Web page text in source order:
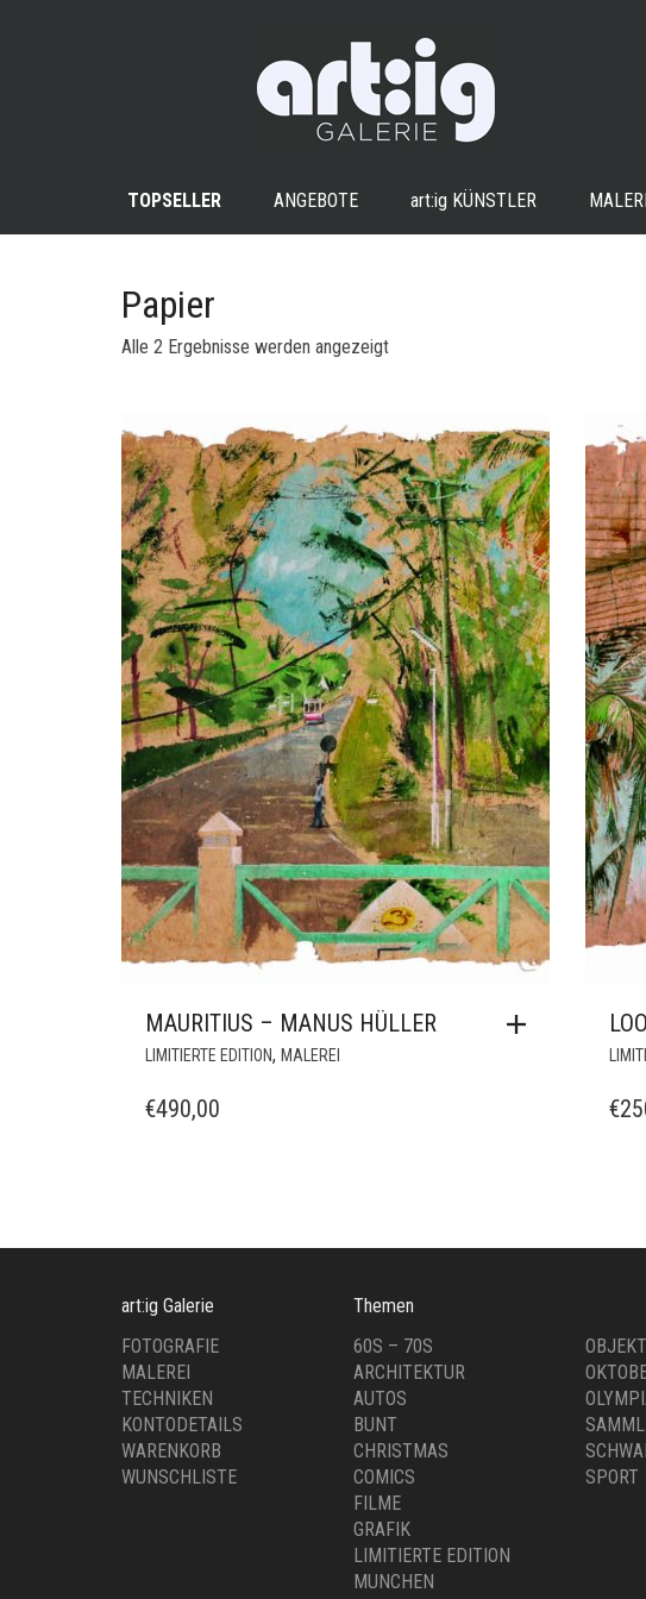
TOPSELLER ANGEBOTE art:ig KÜNSTLER
Papier
Alle 2 Ergebnisse werden angezeigtNach
MAURITIUS – MANUS HÜLLER
LIMITIERTE EDITION, MALEREI
€490,00 €
art:ig Galerie
FOTOGRAFIE
MALEREI
TECHNIKEN
KONTODETAILS
WARENKORB
WUNSCHLISTE
Themen
60S – 70S
ARCHITEKTUR
AUTOS
BUNT
CHRISTMAS
COMICS
FILME
GRAFIK
LIMITIERTE EDITION
MUNCHEN
SPORT